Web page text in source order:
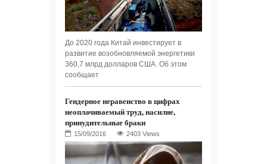
До 2020 года Китай инвестирует в
развитие возобновляемой энергетики
360,7 млрд долларов США. Об этом
сообщает
Гендерное неравенство в цифрах
неоплачиваемый труд, насилие,
принудительные браки
2403 Views